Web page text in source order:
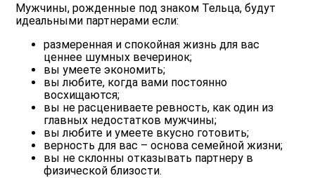
Мужчины, рожденные под знаком Тельца, будут
идеальными партнерами если:
размеренная и спокойная жизнь для вас
ценнее шумных вечеринок;
вы умеете экономить;
вы любите, когда вами постоянно
восхищаются;
вы не расцениваете ревность, как один из
главных недостатков мужчины;
вы любите и умеете вкусно готовить;
верность для вас – основа семейной жизни;
вы не склонны отказывать партнеру в
физической близости.